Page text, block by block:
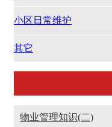
小区日常维护
其它
物业管理知识(二)